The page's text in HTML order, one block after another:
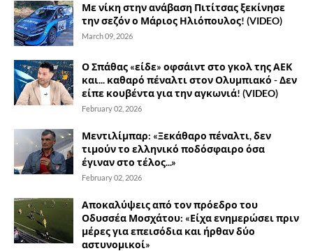
Με νίκη στην ανάβαση Πιτίτσας ξεκίνησε
την σεζόν ο Μάριος Ηλιόπουλος! (VIDEO)
March 09, 2026
Ο Σπάθας «είδε» οφσάιντ στο γκολ της ΑΕΚ
και... καθαρό πέναλτι στον Ολυμπιακό - Δεν
είπε κουβέντα για την αγκωνιά! (VIDEO)
February 02, 2026
Μεντιλίμπαρ: «Ξεκάθαρο πέναλτι, δεν
τιμούν το ελληνικό ποδόσφαιρο όσα
έγιναν στο τέλος...»
February 02, 2026
Αποκαλύψεις από τον πρόεδρο του
Οδυσσέα Μοσχάτου: «Είχα ενημερώσει πριν
μέρες για επεισόδια και ήρθαν δύο
αστυνομικοί»